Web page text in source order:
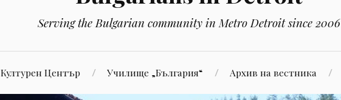
Serving the Bulgarian community in Metro Detroit since 2006
Културен Център Училище „България“ Aрхив на вестника